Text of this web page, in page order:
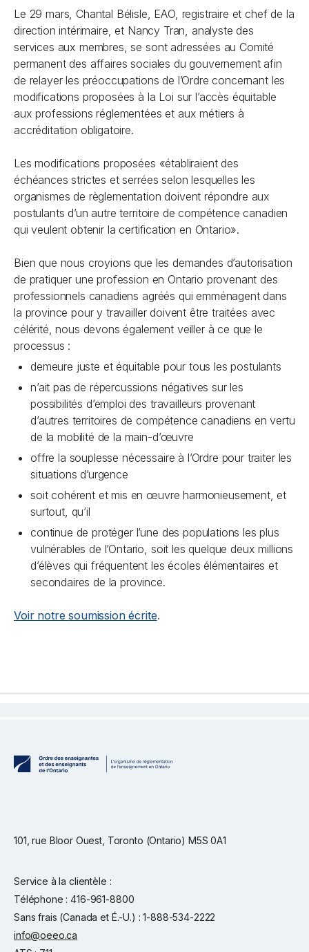
Le 29 mars, Chantal Bélisle, EAO, registraire et chef de la
direction intérimaire, et Nancy Tran, analyste des
services aux membres, se sont adressées au Comité
permanent des affaires sociales du gouvernement afin
de relayer les préoccupations de l’Ordre concernant les
modifications proposées à la Loi sur l’accès équitable
aux professionsréglementées et aux métiers à
accréditation obligatoire.
Les modifications proposées «établiraient des
échéances strictes et serrées selon lesquelles les
organismes de règlementation doivent répondre aux
postulants d’un autre territoire de compétence canadien
qui veulent obtenir la certification en Ontario».
Bien que nous croyions que les demandes d’autorisation
de pratiquer une profession en Ontario provenant des
professionnels canadiens agréés qui emménagent dans
la province pour y travailler doivent être traitées avec
célérité, nous devons également veiller à ce que le
processus :
demeure juste et équitable pour tous les postulants
n’ait pas de répercussions négatives sur les
possibilités d’emploi des travailleurs provenant
d’autres territoires de compétence canadiens en vertu
de la mobilité de la main-d’œuvre
offre la souplesse nécessaire à l’Ordre pour traiter les
situations d’urgence
soit cohérent et mis en œuvre harmonieusement, et
surtout, qu’il
continue de protéger l’une des populations les plus
vulnérables de l’Ontario, soit les quelque deux millions
d’élèves qui fréquentent les écoles élémentaires et
secondaires de la province.
Voir notresoumission écrite.
101, rue Bloor Ouest, Toronto (Ontario) M5S 0A1
Service à la clientèle :
Téléphone : 416-961-8800
Sans frais (Canada et É.-U.) : 1-888-534-2222
info@oeeo.ca